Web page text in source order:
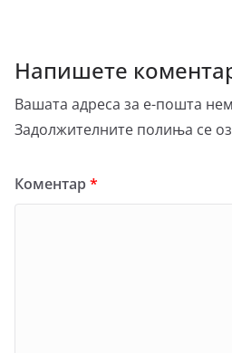
Напишете
Вашата адреса за е-пошта
Задолжителните полиња се
Коментар*